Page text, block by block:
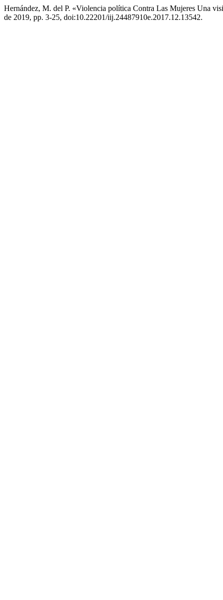
Hernández, M. del P. «Violencia política Contra Las Mujeres Una
de 2019, pp. 3-25, doi:10.22201/iij.24487910e.2017.12.13542.